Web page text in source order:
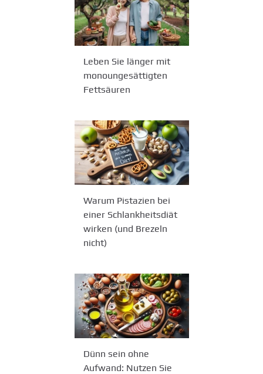
Leben Sie länger mit
monoungesättigten
Fettsäuren
Warum Pistazien bei
einer Schlankheitsdiät
wirken (und Brezeln
nicht)
Dünn sein ohne
Aufwand: Nutzen Sie